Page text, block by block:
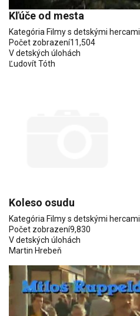
Kľúče od mesta
Kategória Filmy s detskými hercami
Počet zobrazení11,504
V detských úlohách
Ľudovít Tóth
Koleso osudu
Kategória Filmy s detskými hercami
Počet zobrazení9,830
V detských úlohách
Martin Hrebeň